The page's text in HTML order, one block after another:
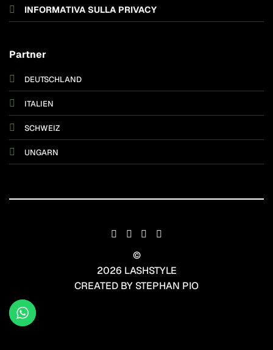
INFORMATIVA SULLA PRIVACY
Partner
DEUTSCHLAND
ITALIEN
SCHWEIZ
UNGARN
©
2026 LASHSTYLE
CREATED BY STEPHAN PIO